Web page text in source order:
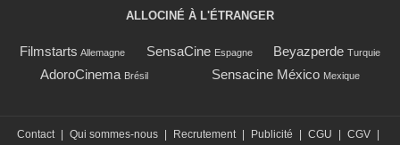
ALLOCINÉ À L'ÉTRANGER
Filmstarts Allemagne SensaCine Espagne Beyazperde Turquie
AdoroCinema Brésil Sensacine México Mexique
Contact | Qui sommes-nous | Recrutement | Publicité | CGU | CGV |